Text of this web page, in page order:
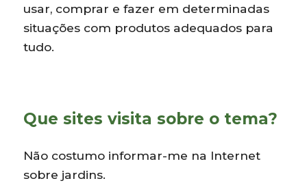
usar, comprar e fazer em determinadas
situações com produtos adequados para
tudo.
Que sites visita sobre o tema?
Não costumo informar-me na Internet
sobre jardins.